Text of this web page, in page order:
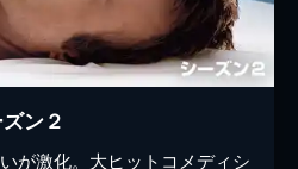
ン２
が激化。大ヒットコメディシ